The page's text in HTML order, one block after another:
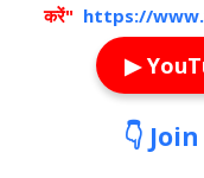
करें" https://
▶
👇